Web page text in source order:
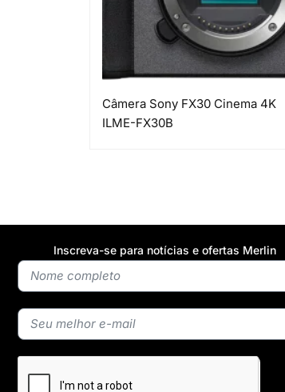
Câmera Sony FX30 Cinema 4K
ILME-FX30B
Inscreva-se para notícias e ofertas Merlin